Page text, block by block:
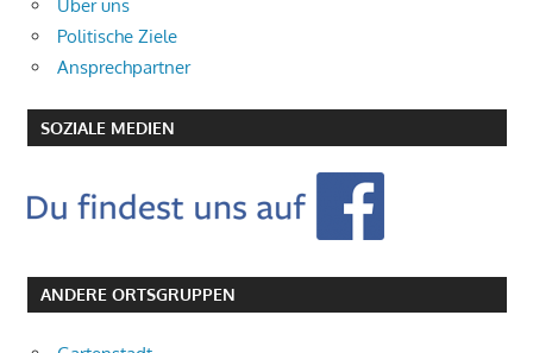
Über uns
Politische Ziele
Ansprechpartner
SOZIALE MEDIEN
ANDERE ORTSGRUPPEN